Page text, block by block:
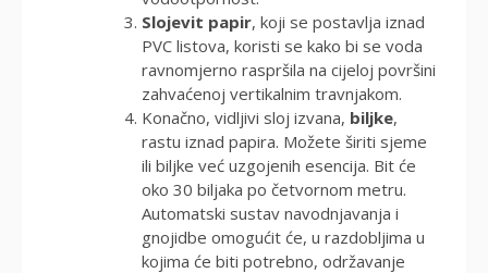
Slojevit papir, koji se postavlja iznad
PVC listova, koristi se kako bi se voda
ravnomjerno raspršila na cijeloj površini
zahvaćenoj vertikalnim travnjakom.
Konačno, vidljivi sloj izvana, biljke,
rastu iznad papira. Možete širiti sjeme
ili biljke već uzgojenih esencija. Bit će
oko 30 biljaka po četvornom metru.
Automatski sustav navodnjavanja i
gnojidbe omogućit će, u razdobljima u
kojima će biti potrebno, održavanje